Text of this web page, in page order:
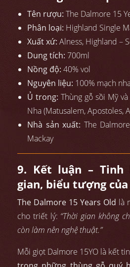
Tên rượu: The Dalmore 15
Phân loại: Highland Single
Xuất xứ: Alness, Highland –
Dung tích: 700ml
Nồng độ: 40% vol
Nguyên liệu: 100% mạch
Ủ trong: Thùng gỗ sồi Mỹ
Nha (Matusalem, Apostoles,
Nhà sản xuất: The
Mackay
9. Kết luận – Tinh
gian, biểu tượng của
The Dalmore 15 Years Old là
cho triết lý: “Thời gian không
còn làm nên nghệ thuật.”
Mỗi giọt Dalmore 15YO là kết